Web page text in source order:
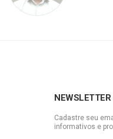
NEWSLETTER
Cadastre seu
informativos e